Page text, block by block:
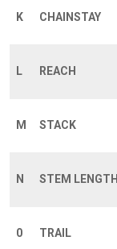
K CHAINSTAY
L REACH
M STACK
N STEM LENGTH
0 TRAIL